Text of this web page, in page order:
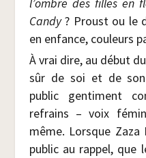
Can­dy? Proust ou le
en enfance, cou­leurs
À vrai dire, au début
sûr de soi et de
public gen­ti­ment
refrains – voix
même. Lorsque
public au rap­pel, que